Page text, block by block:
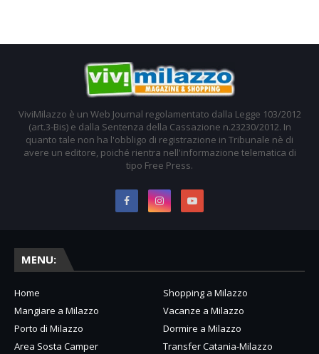
ViviMilazzo è un Web Journal regolamentato dalla Legge 103/2012
(art.3-Bis) e dalla Sentenza della Cassazione n.23230/2012. In
quanto tale non ha l'obbligo di registrazione in Tribunale nè di
avere un editore, poiché rientra nell'informazione telematica di
tipo Free Press.
MENU:
Home
Shopping a Milazzo
Mangiare a Milazzo
Vacanze a Milazzo
Porto di Milazzo
Dormire a Milazzo
Area Sosta Camper
Transfer Catania-Milazzo